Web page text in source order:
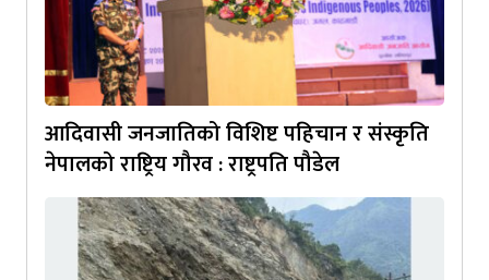
आदिवासी जनजातिको विशिष्ट पहिचान र संस्कृति
नेपालको राष्ट्रिय गौरव : राष्ट्रपति पौडेल